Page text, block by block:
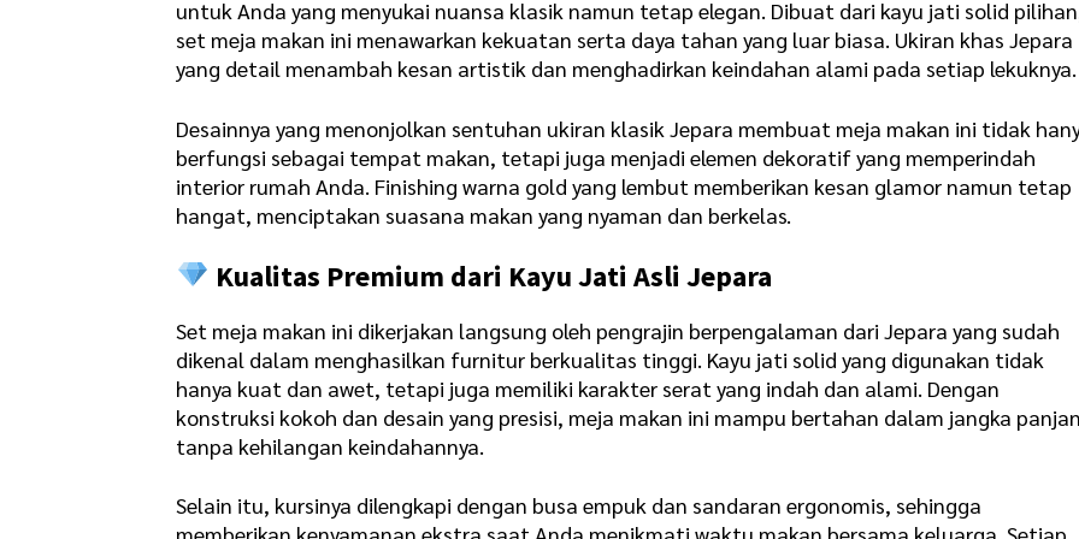
untuk Anda yang menyukai nuansa klasik namun tetap elegan. Dibuat dari kayu jati solid
set meja makan ini menawarkan kekuatan serta daya tahan yang luar biasa. Ukiran khas Jepara
yang detail menambah kesan artistik dan menghadirkan keindahan alami pada setiap lekuknya.
Desainnya yang menonjolkan sentuhan ukiran klasik Jepara membuat meja makan ini tidak
berfungsi sebagai tempat makan, tetapi juga menjadi elemen dekoratif yang memperindah
interior rumah Anda. Finishing warna gold yang lembut memberikan kesan glamor namun tetap
hangat, menciptakan suasana makan yang nyaman dan berkelas.
Kualitas Premium dari Kayu Jati Asli Jepara
Set meja makan ini dikerjakan langsung oleh pengrajin berpengalaman dari Jepara yang sudah
dikenal dalam menghasilkan furnitur berkualitas tinggi. Kayu jati solid yang digunakan tidak
hanya kuat dan awet, tetapi juga memiliki karakter serat yang indah dan alami. Dengan
konstruksi kokoh dan desain yang presisi, meja makan ini mampu bertahan dalam jangka
tanpa kehilangan keindahannya.
Selain itu, kursinya dilengkapi dengan busa empuk dan sandaran ergonomis, sehingga